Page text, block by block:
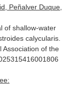
Peñalver Duque,
of shallow-water
calycularis.
Association of the